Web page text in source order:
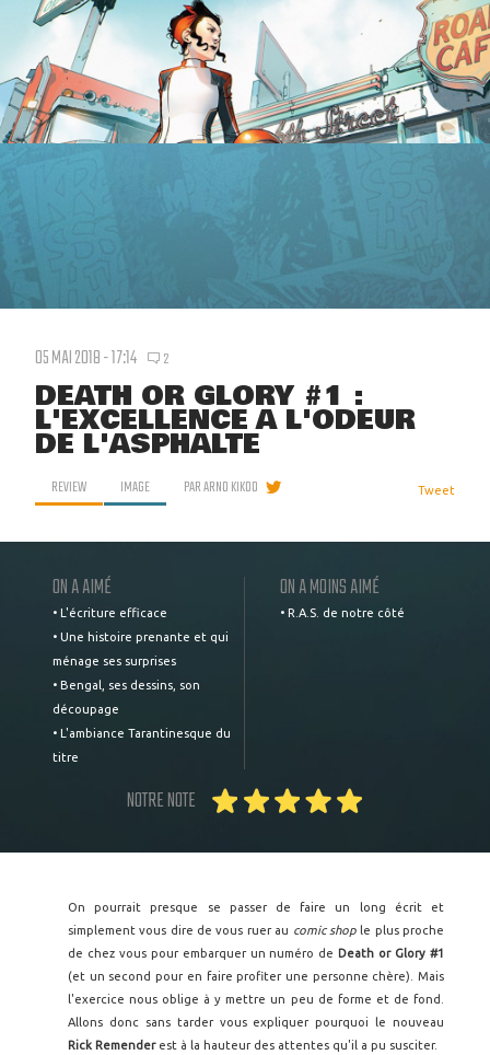
05 MAI 2018 - 17:14 2
DEATH OR GLORY #1 :
L'EXCELLENCE A L'ODEUR
DE L'ASPHALTE
REVIEW IMAGE PARARNO KIKOO Tweet
ON A AIMÉ
• L'écriture efficace
• Une histoire prenante et qui
ménage ses surprises
• Bengal, ses dessins, son
découpage
• L'ambiance Tarantinesque du
titre
ON A MOINS AIMÉ
• R.A.S. de notre côté
NOTRE NOTE
On pourrait presque se passer de faire un long écrit et
simplement vous dire de vous ruer au comic shople plus proche
de chez vous pour embarquer un numéro de Death or Glory #1
(et un second pour en faire profiter une personne chère). Mais
l'exercice nous oblige à y mettre un peu de forme et de fond.
Allons donc sans tarder vous expliquer pourquoi le nouveau
Rick Remenderest à la hauteur des attentes qu'il a pu susciter.